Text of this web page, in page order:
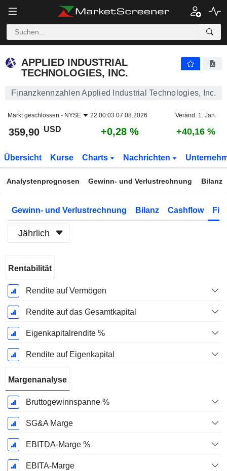
APPLIED INDUSTRIAL
TECHNOLOGIES, INC.
Finanzkennzahlen Applied Industrial Technologies, Inc.
Markt geschlossen - NYSE 22:00:03 07.08.2026 Veränd. 1. Jan.
359,90 USD +0,28 % +40,16 %
Übersicht Kurse Charts Nachrichten
Analystenprognosen Gewinn- und Verlustrechnung Bilanz
Gewinn- und Verlustrechnung Bilanz Cashflow
Jährlich
Geschäftsjahres:
Rentabilität
Rendite auf Vermögen
Rendite auf das Gesamtkapital
Eigenkapitalrendite %
Rendite auf Eigenkapital
Margenanalyse
Bruttogewinnspanne %
SG&A Marge
EBITDA-Marge %
EBITA-Marge